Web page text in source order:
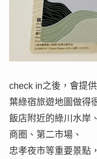
check in之後，會提
葉綠宿旅遊地圖做得
飯店附近的綠川水岸
商圈、第二市場、
忠孝夜市等重要景點